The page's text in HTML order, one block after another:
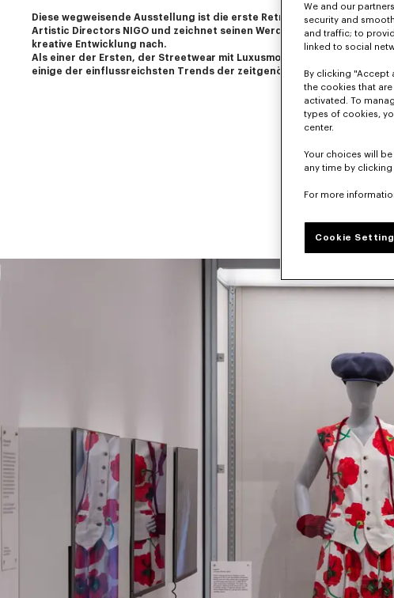
Diese wegweisende Ausstellung ist die erste Retrospektive unseres
Artistic Directors NIGO und zeichnet seinen Werdegang sowie seine
kreative Entwicklung nach.
Als einer der Ersten, der Streetwear mit Luxusmode verband, hat NIGO
einige der einflussreichsten Trends der zeitgenössischen Kultur
We and our
security and
and traffic; to
linked to social
By clicking "Accept
the cookies that
activated. To
types of cookies,
center.
Your choices will
any time by
For more
Cookie